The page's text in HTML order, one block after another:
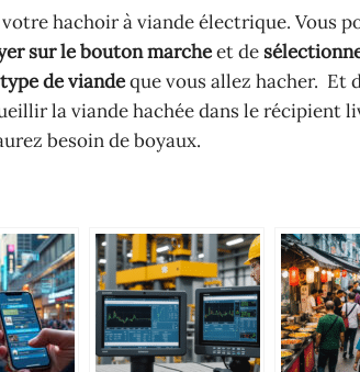
hachoir à viande électrique. Vous
sur le bouton marcheet de
de viandeque vous allez hacher. Et
la viande hachée dans le récipient
besoin de boyaux.